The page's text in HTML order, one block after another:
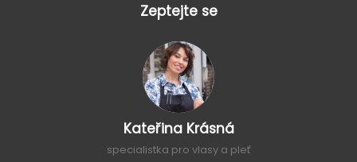
Zeptejte se
Kateřina Krásná
specialistka pro vlasy a pleť